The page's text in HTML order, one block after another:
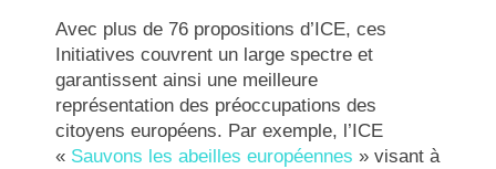
Avec plus de 76 propositions d’ICE, ces
Initiatives couvrent un large spectre et
garantissent ainsi une meilleure
représentation des préoccupations des
citoyens européens. Par exemple, l’ICE
« Sauvons les abeilles européennes » visant à